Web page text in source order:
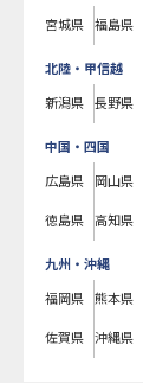
宮城県 福島県
北陸・甲信越
新潟県 長野県
中国・四国
広島県 岡山県
徳島県 高知県
九州・沖縄
福岡県 熊本県
佐賀県 沖縄県